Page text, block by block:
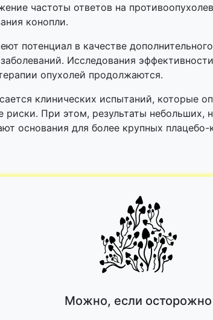
частоты ответов на
конопли.
потенциал в качестве
Исследования
опухолей продолжаются.
клинических испытаний, которые
При этом, результаты небольших,
основания для более крупных
Можно, если осторожно